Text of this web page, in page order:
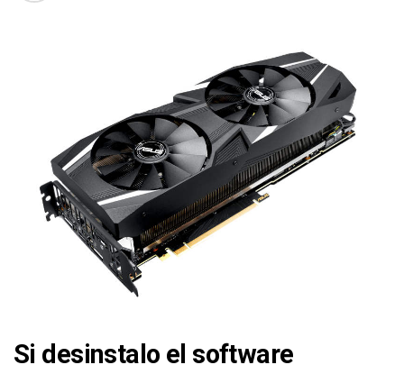
Si desinstalo el software